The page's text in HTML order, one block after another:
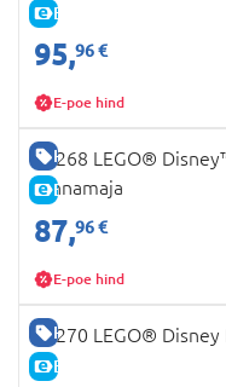
E-HIND
95,96 €
E-poe hind
HEA HIND
E-HIND
43268 LEGO®
rannamaja
87,96 €
E-poe hind
HEA HIND
E-HIND
43270 LEGO®